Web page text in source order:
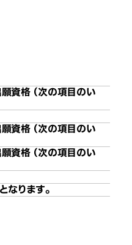
資格（次の項目のい
資格（次の項目のい
資格（次の項目のい
ります。